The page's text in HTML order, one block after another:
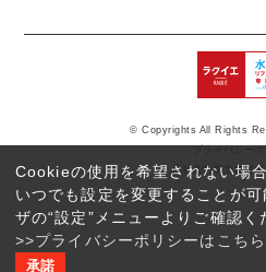
Cookieの使用を希望されない場
いつでも設定を変更することが
ザの“設定”メニューよりご確認く
>>プライバシーポリシーはこち
承諾
反社会的勢力に対
© Copyrights All Rights